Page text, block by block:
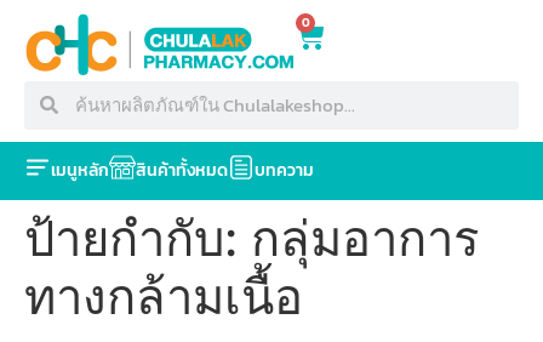
0
เมนูหลัก สินค้าทั้งหมด บทความ
ป้ายกำกับ: กลุ่มอาการ
ทางกล้ามเนื้อ